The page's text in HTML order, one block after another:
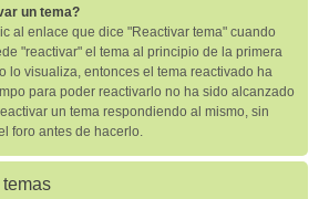
un tema?
al enlace que dice "Reactivar tema" cuando
"reactivar" el tema al principio de la primera
lo visualiza, entonces el tema reactivado ha
para poder reactivarlo no ha sido alcanzado
un tema respondiendo al mismo, sin
foro antes de hacerlo.
temas